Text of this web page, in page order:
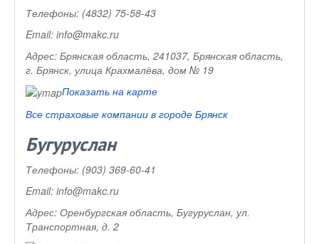
Телефоны: (4832) 75-58-43
Email: info@makc.ru
Адрес: Брянская область, 241037, Брянская область,
г. Брянск, улица Крахмалёва, дом № 19
Показать на карте
Все страховые компании в городе Брянск
Бугуруслан
Телефоны: (903) 369-60-41
Email: info@makc.ru
Адрес: Оренбургская область, Бугуруслан, ул.
Транспортная, д. 2